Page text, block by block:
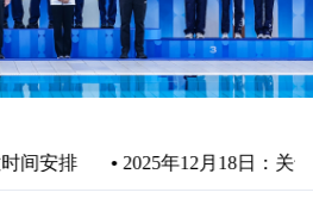
排•2025年12月18日：关于冰